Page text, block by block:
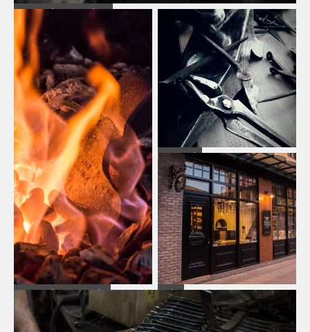
Χειροποίητα Μαχαίρια
Χειροποίητα Εργαλεία
Ιστορικό
Νέα